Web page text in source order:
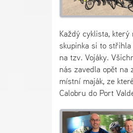
Každý cyklista,
skupinka si to
na tzv. Vojáky.
nás zavedla opět na
místní maják, ze
Calobru do Port